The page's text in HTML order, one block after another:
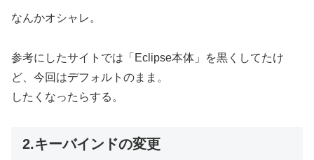
なんかオシャレ。
参考にしたサイトでは「Eclipse本体」を黒くしてたけ
ど、今回はデフォルトのまま。
したくなったらする。
2.キーバインドの変更